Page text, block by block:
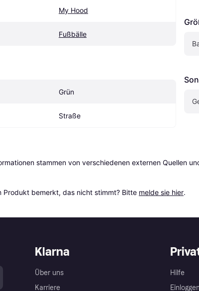
My Hood
Fußbälle
Grün
Straße
stammen von verschiedenen externen Quellen
Produkt bemerkt, das nicht stimmt? Bitte melde sie hier.
Klarna
Über uns
Karriere
Hilfe
Einloggen